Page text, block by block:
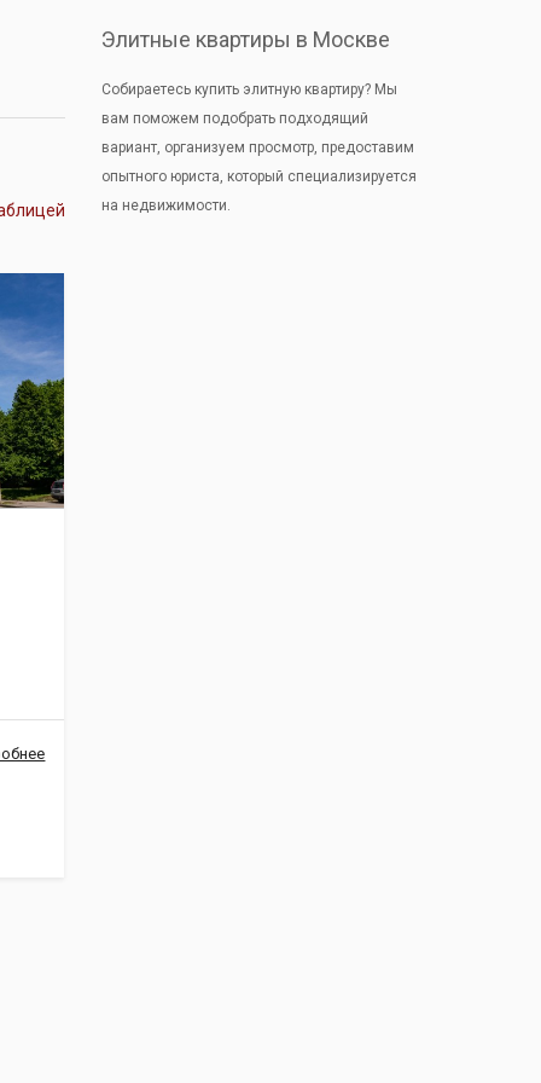
Элитные квартиры в Москве
Собираетесь купить элитную квартиру? Мы
вам поможем подобрать подходящий
вариант, организуем просмотр, предоставим
опытного юриста, который специализируется
на недвижимости.